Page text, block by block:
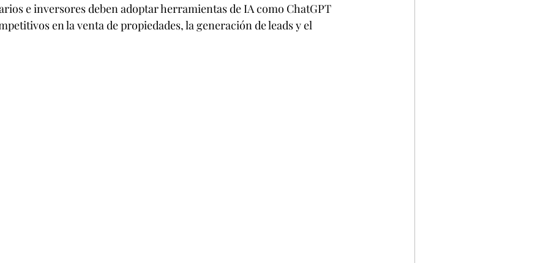
e inversores deben adoptar herramientas de IA como ChatGPT
en la venta de propiedades, la generación de leads y el